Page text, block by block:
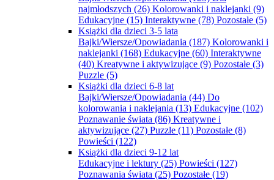
najmłodszych (26) Kolorowanki i naklejanki (9)
Edukacyjne (15) Interaktywne (78) Pozostałe (5)
Książki dla dzieci 3-5 lata
Bajki/Wiersze/Opowiadania (187) Kolorowanki i
naklejanki (168) Edukacyjne (60) Interaktywne
(40) Kreatywne i aktywizujące (9) Pozostałe (3)
Puzzle (5)
Książki dla dzieci 6-8 lat
Bajki/Wiersze/Opowiadania (44) Do
kolorowania i naklejania (13) Edukacyjne (102)
Poznawanie świata (86) Kreatywne i
aktywizujące (27) Puzzle (11) Pozostałe (8)
Powieści (122)
Książki dla dzieci 9-12 lat
Edukacyjne i lektury (25) Powieści (127)
Poznawania świata (25) Pozostałe (19)